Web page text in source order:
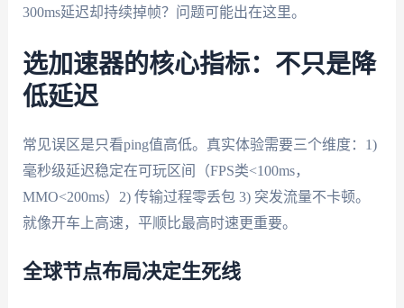
300ms延迟却持续掉帧？问题可能出在这里。
选加速器的核心指标：不只是降
低延迟
常见误区是只看ping值高低。真实体验需要三个维度：1)
毫秒级延迟稳定在可玩区间（FPS类<100ms，
MMO<200ms）2) 传输过程零丢包 3) 突发流量不卡顿。
就像开车上高速，平顺比最高时速更重要。
全球节点布局决定生死线